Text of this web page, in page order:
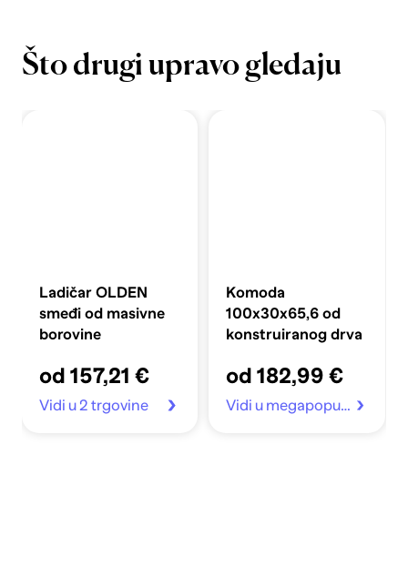
Što drugi upravo gledaju
Ladičar OLDEN
smeđi od masivne
borovine
od 157,21 €
Vidi u 2 trgovine
Komoda
100x30x65,6 od
konstruiranog drva
od 182,99 €
Vidi u megapopust.hr